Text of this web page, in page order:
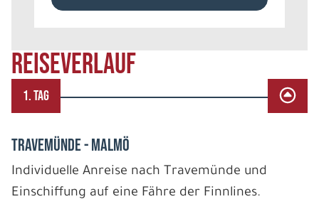
REISEVERLAUF
1. TAG
TRAVEMÜNDE - MALMÖ
Individuelle Anreise nach Travemünde und
Einschiffung auf eine Fähre der Finnlines.